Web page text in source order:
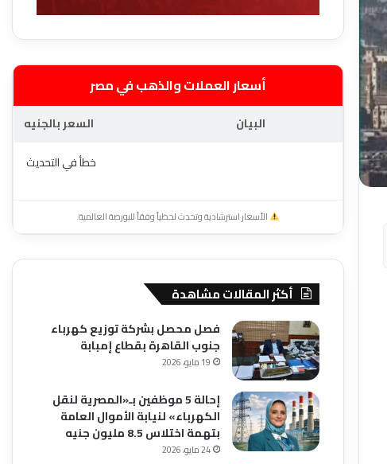
أسعار العملات والذهب في مصر
البيان
السعر بالجنيه
خطأ في التحديث
الأسعار استرشادية وتحدث لحظياً وفقاً للبورصة العالمية.
أكثر المقالات مشاهدة
فصل محصل بشركة توزيع كهرباء
جنوب القاهرة بقطاع إمبابة
19 مايو، 2026
إحالة 5 موظفين بـ«المصرية لنقل
الكهرباء» لنيابة الأموال العامة
بتهمة اختلاس 8.5 مليون جنيه
24 مايو، 2026